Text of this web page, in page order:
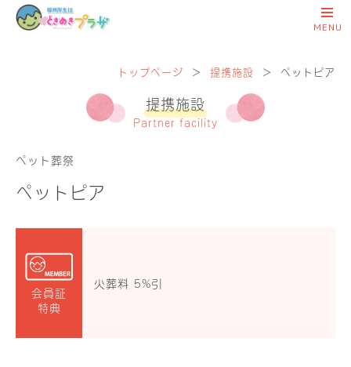
トップページ ＞ 提携施設 ＞ ペットピア
提携施設
Partner facility
ペット葬祭
ペットピア
会員証
特典
火葬料 5%引